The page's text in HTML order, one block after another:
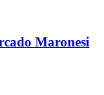
Maronesi